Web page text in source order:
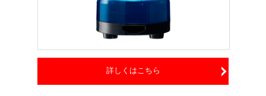
詳しくはこちら